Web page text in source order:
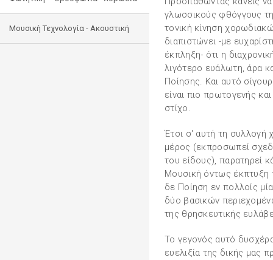
Μουσική Τεχνολογία - Ακουστική
γλωσσικούς φθόγγους
τονική κίνηση
διαπιστώνει -με
έκπληξη- ότι η
λιγότερο ευάλωτη, άρα
Ποίησης. Και αυτό
είναι πιο πρωτογενής
στίχο.
Έτσι σ' αυτή τη συλλογή
μέρος (εκπροσωπεί
του είδους), παρατηρεί
Μουσική όντως έκπτυξη
δε Ποίηση εν πολλοίς
δύο βασικών
της θρησκευτικής
Το γεγονός αυτό
ευελιξία της δικής μας